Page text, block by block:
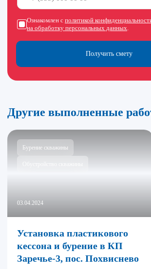
Получить смету
Ознакомлен с политикой
на обработку персональных данных.
Другие выполненные
Бурение скважины
03.04.2024
Установка пластикового
кессона и бурение в КП
Заречье-3, пос. Похвиснево